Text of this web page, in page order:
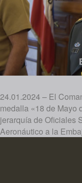
24.01.2024 – El
medalla «18 de Mayo
jerarquía de Oficiales
Aeronáutico a la